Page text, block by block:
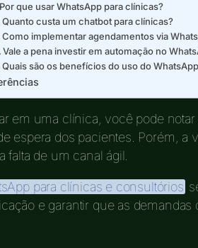
Por que usar WhatsApp para clínicas?
Quanto custa um chatbot para clínicas?
Como implementar agendamentos via
Vale a pena investir em automação no
Quais são os benefícios do uso do
em uma clínica, você pode
espera dos pacientes. Porém, a
falta de um canal ágil.
para clínicas e consultórios
e garantir que as demandas